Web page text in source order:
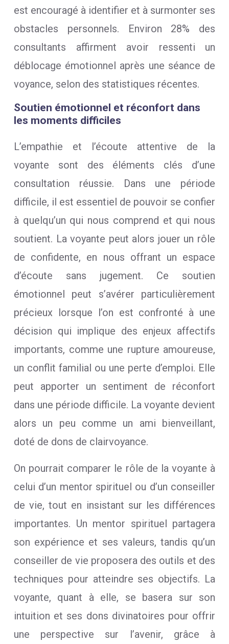
est encouragé à identifier et à surmonter ses
obstacles personnels. Environ 28% des
consultants affirment avoir ressenti un
déblocage émotionnel après une séance de
voyance, selon des statistiques récentes.
Soutien émotionnel et réconfort dans
les moments difficiles
L’empathie et l’écoute attentive de la
voyante sont des éléments clés d’une
consultation réussie. Dans une période
difficile, il est essentiel de pouvoir se confier
à quelqu’un qui nous comprend et qui nous
soutient. La voyante peut alors jouer un rôle
de confidente, en nous offrant un espace
d’écoute sans jugement. Ce soutien
émotionnel peut s’avérer particulièrement
précieux lorsque l’on est confronté à une
décision qui implique des enjeux affectifs
importants, comme une rupture amoureuse,
un conflit familial ou une perte d’emploi. Elle
peut apporter un sentiment de réconfort
dans une période difficile. La voyante devient
alors un peu comme un ami bienveillant,
doté de dons de clairvoyance.
On pourrait comparer le rôle de la voyante à
celui d’un mentor spirituel ou d’un conseiller
de vie, tout en insistant sur les différences
importantes. Un mentor spirituel partagera
son expérience et ses valeurs, tandis qu’un
conseiller de vie proposera des outils et des
techniques pour atteindre ses objectifs. La
voyante, quant à elle, se basera sur son
intuition et ses dons divinatoires pour offrir
une perspective sur l’avenir, grâce à